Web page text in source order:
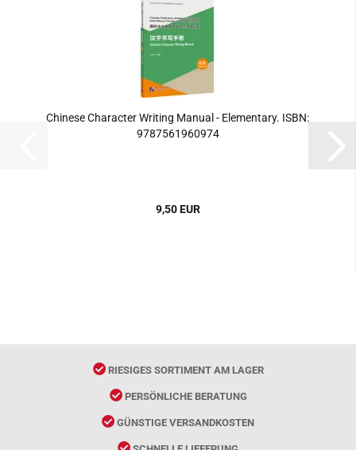
Chinese Character Writing Manual - Elementary. ISBN:
9787561960974
9,50 EUR
RIESIGES SORTIMENT AM LAGER
PERSÖNLICHE BERATUNG
GÜNSTIGE VERSANDKOSTEN